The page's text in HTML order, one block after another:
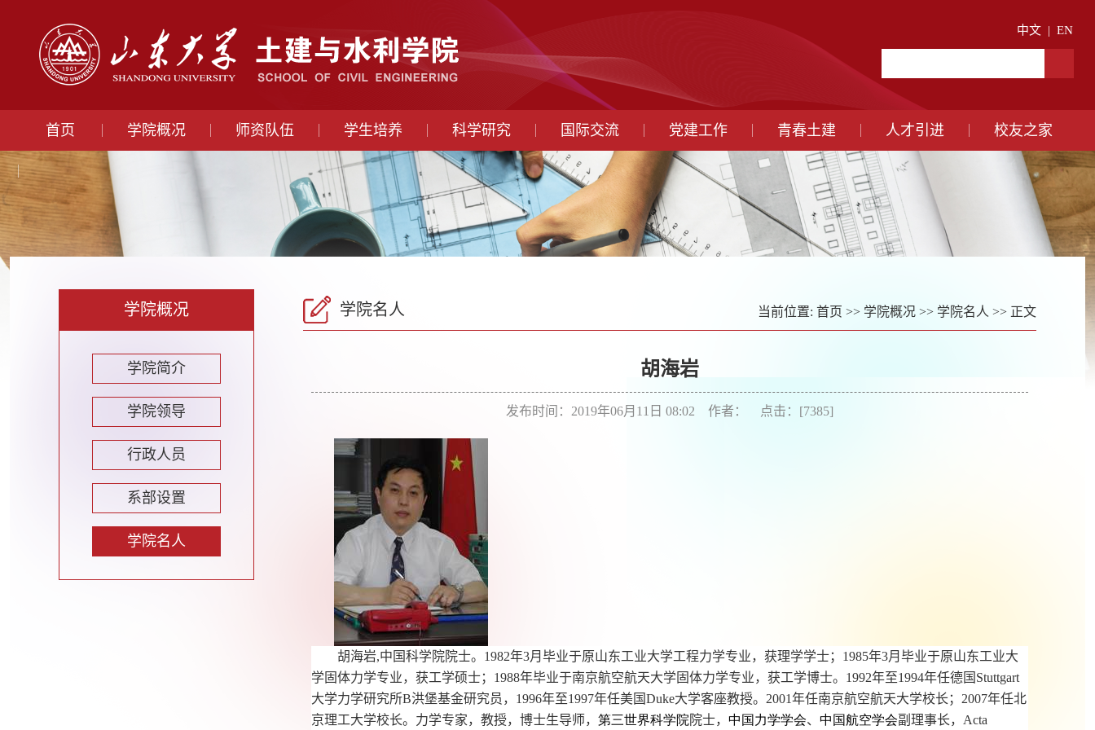
中文 | EN
首页 学院概况 师资队伍 学生培养 科学研究 国际交流 党建工作 青春土建 人才引进 校友之家
学院概况
学院简介
学院领导
行政人员
系部设置
学院名人
学院名人 当前位置: 首页 >> 学院概况 >> 学院名人 >> 正文
胡海岩
发布时间：2019年06月11日 08:02 作者： 点击：[7385]
胡海岩,中国科学院院士。 1982年3月毕业于原山东工业大学工程力学专业，获理学学士； 1985年3月毕业于原山东工业大
学固体力学专业，获工学硕士； 1988年毕业于南京航空航天大学固体力学专业，获工学博士。 1992年至1994年任德国 Stuttgart
大学力学研究所B洪堡基金研究员， 1996年至1997年任美国Duke大学客座教授。 2001年任南京航空航天大学校长； 2007年任北
京理工大学校长。力学专家，教授，博士生导师， 第三世界科学院 院士， 中国力学学会、 中国航空学会副理事长， Acta